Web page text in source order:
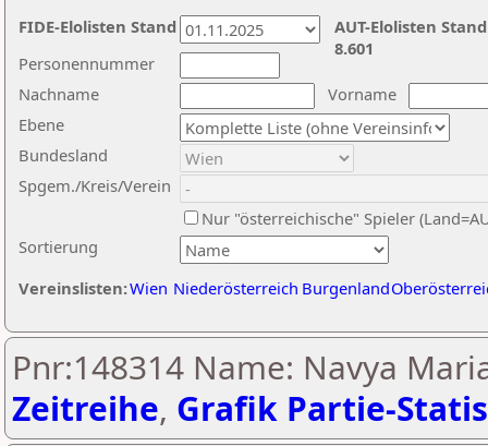
Nachname
Vorname
Ebene
Sortierung
Personennummer
Bundesland
Spgem./Kreis/Verein
Nur "österreichische" Spieler
Vereinslisten:Wien Niederösterreich Burgenland
AUT-Elolisten
8.601
FIDE-Elolisten Stand
Pnr:148314 Name: Navya
Zeitreihe, Grafik Partie-